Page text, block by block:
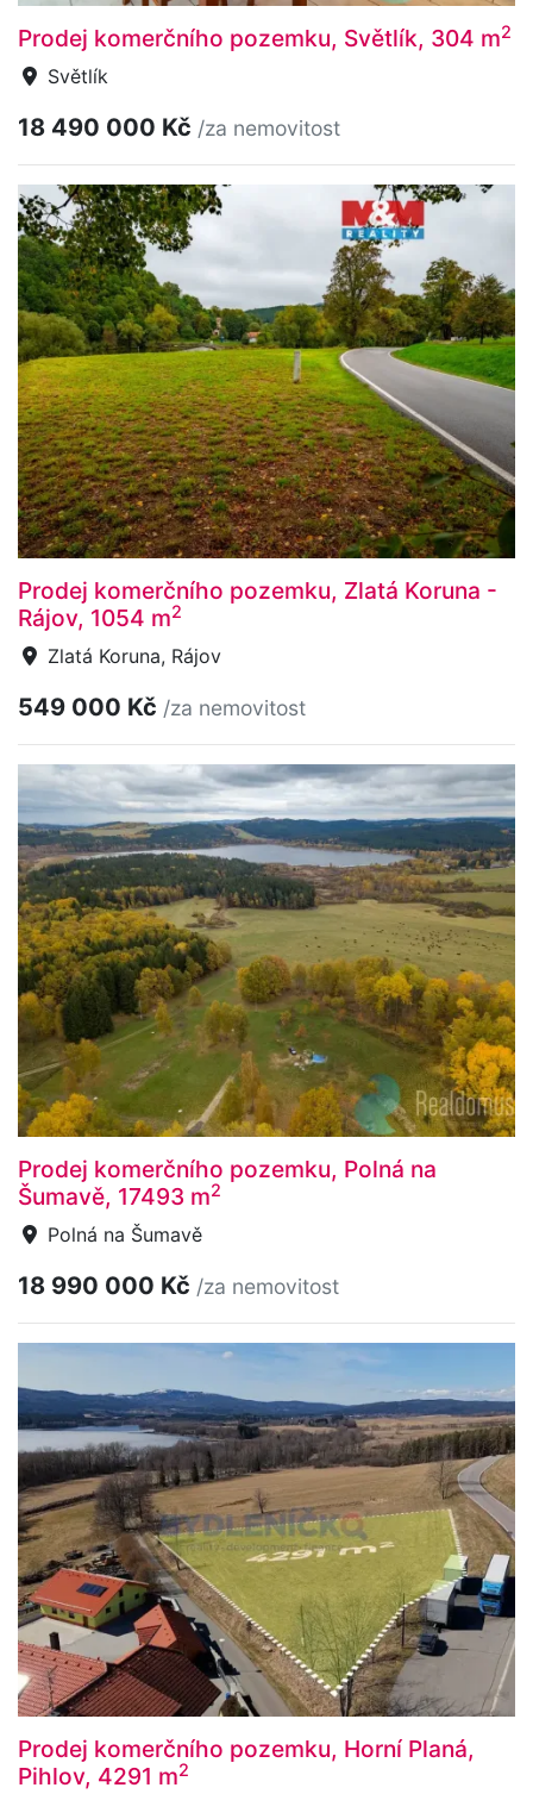
Prodej komerčního pozemku, Světlík, 304 m2
Světlík
18 490 000 Kč /za nemovitost
Prodej komerčního pozemku, Zlatá Koruna -
Rájov, 1054 m2
Zlatá Koruna, Rájov
549 000 Kč /za nemovitost
Prodej komerčního pozemku, Polná na
Šumavě, 17493 m2
Polná na Šumavě
18 990 000 Kč /za nemovitost
Prodej komerčního pozemku, Horní Planá,
Pihlov, 4291 m2